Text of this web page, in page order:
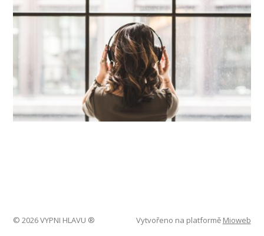
© 2026 VYPNI HLAVU ® Vytvořeno na platformě Mioweb